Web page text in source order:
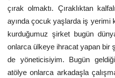
çırak olmaktı. Çıraklıktan
ayında çocuk yaşlarda iş yerimi
kurduğumuz şirket bugün
onlarca ülkeye ihracat yapan bir
de yöneticisiyim. Bugün
atölye onlarca arkadaşla